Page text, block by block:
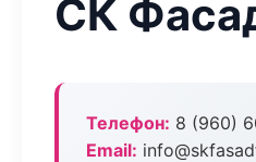
СК
Телефон: 8 (960)
Email: